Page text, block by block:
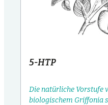
5-HTP
Die natürliche Vorstufe
biologischem Griffonia